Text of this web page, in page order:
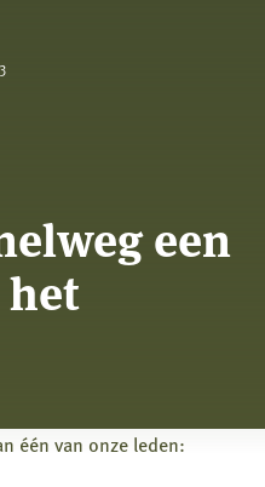
een
één van onze leden: